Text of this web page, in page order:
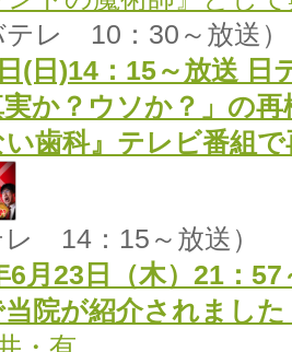
テレ 10：30～放送）
(日)14：15～放送
実か？ウソか？」の
歯科』テレビ番組
レ 14：15～放送）
6月23日（木）21：
院が紹介されました